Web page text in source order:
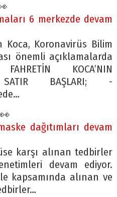
6 merkezde devam
Koca, Koronavirüs Bilim
önemli açıklamalarda
KOCA’NIN
SATIR BAŞLARI; -
dağıtımları devam
karşı alınan tedbirler
devam ediyor.
kapsamında alınan ve